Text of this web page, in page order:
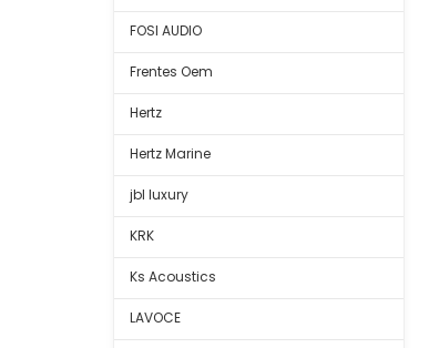
FOSI AUDIO
Frentes Oem
Hertz
Hertz Marine
jbl luxury
KRK
Ks Acoustics
LAVOCE